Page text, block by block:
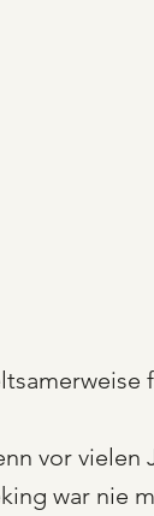
vor vielen
war nie